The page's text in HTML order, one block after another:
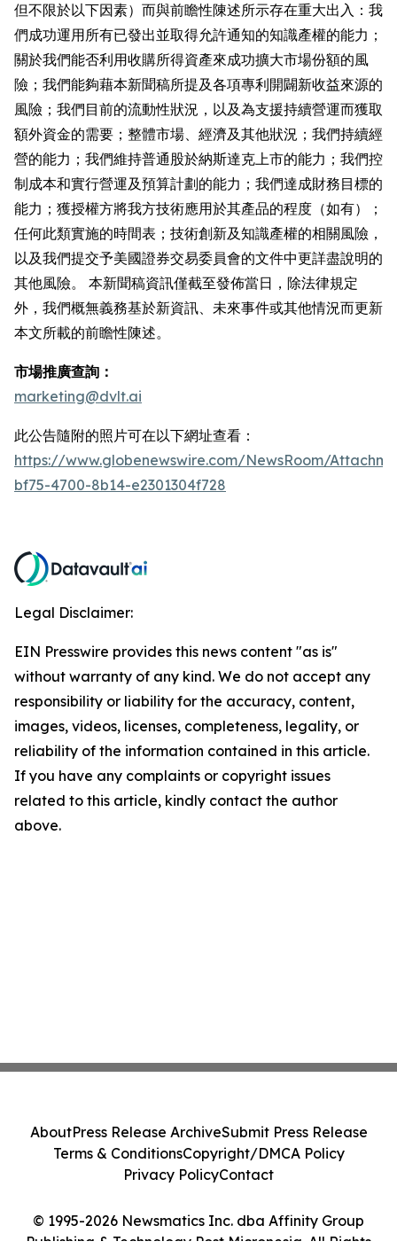
但不限於以下因素）而與前瞻性陳述所示存在重大出入：我
們成功運用所有已發出並取得允許通知的知識產權的能力；
關於我們能否利用收購所得資產來成功擴大市場份額的風
險；我們能夠藉本新聞稿所提及各項專利開闢新收益來源的
風險；我們目前的流動性狀況，以及為支援持續營運而獲取
額外資金的需要；整體市場、經濟及其他狀況；我們持續經
營的能力；我們維持普通股於納斯達克上市的能力；我們控
制成本和實行營運及預算計劃的能力；我們達成財務目標的
能力；獲授權方將我方技術應用於其產品的程度（如有）；
任何此類實施的時間表；技術創新及知識產權的相關風險，
以及我們提交予美國證券交易委員會的文件中更詳盡說明的
其他風險。 本新聞稿資訊僅截至發佈當日，除法律規定
外，我們概無義務基於新資訊、未來事件或其他情況而更新
本文所載的前瞻性陳述。
市場推廣查詢：
marketing@dvlt.ai
此公告隨附的照片可在以下網址查看：
https://www.globenewswire.com/NewsRoom/
bf75-4700-8b14-e2301304f728
Legal Disclaimer:
EIN Presswire provides this news content "as is"
without warranty of any kind. We do not accept any
responsibility or liability for the accuracy, content,
images, videos, licenses, completeness, legality, or
reliability of the information contained in this article.
If you have any complaints or copyright issues
related to this article, kindly contact the author
above.
© 1995-2026 Newsmatics Inc. dba Affinity Group
Publishing & Technology Post Micronesia. All Rights
AboutPress Release ArchiveSubmit Press Release
Terms & ConditionsCopyright/DMCA Policy
Privacy PolicyContact